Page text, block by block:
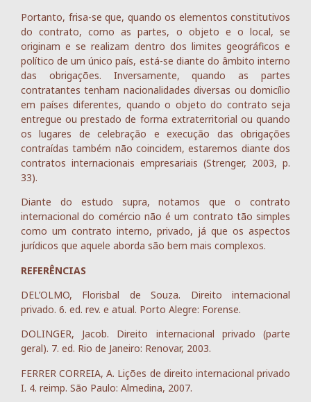
Portanto, frisa-se que, quando os elementos constitutivos
do contrato, como as partes, o objeto e o local, se
originam e se realizam dentro dos limites geográficos e
político de um único país, está-se diante do âmbito interno
das obrigações. Inversamente, quando as partes
contratantes tenham nacionalidades diversas ou domicílio
em países diferentes, quando o objeto do contrato seja
entregue ou prestado de forma extraterritorial ou quando
os lugares de celebração e execução das obrigações
contraídas também não coincidem, estaremos diante dos
contratos internacionais empresariais (Strenger, 2003, p.
33).
Diante do estudo supra, notamos que o contrato
internacional do comércio não é um contrato tão simples
como um contrato interno, privado, já que os aspectos
jurídicos que aquele aborda são bem mais complexos.
REFERÊNCIAS
DEL’OLMO, Florisbal de Souza. Direito internacional
privado. 6. ed. rev. e atual. Porto Alegre: Forense.
DOLINGER, Jacob. Direito internacional privado (parte
geral). 7. ed. Rio de Janeiro: Renovar, 2003.
FERRER CORREIA, A. Lições de direito internacional privado
I. 4. reimp. São Paulo: Almedina, 2007.